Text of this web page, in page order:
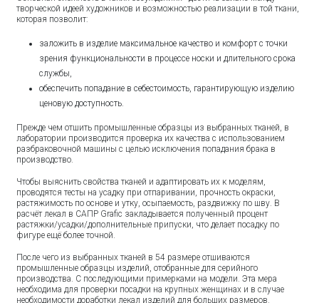
творческой идеей художников и возможностью реализации в той ткани,
которая позволит:
заложить в изделие максимальное качество и комфорт с точки
зрения функциональности в процессе носки и длительного срока
службы,
обеспечить попадание в себестоимость, гарантирующую изделию
ценовую доступность.
Прежде чем отшить промышленные образцы из выбранных тканей, в
лаборатории производится проверка их качества с использованием
разбраковочной машины с целью исключения попадания брака в
производство.
Чтобы выяснить свойства тканей и адаптировать их к моделям,
проводятся тесты на усадку при отпаривании, прочность окраски,
растяжимость по основе и утку, осыпаемость, раздвижку по шву. В
расчёт лекал в САПР Grafic закладывается полученный процент
растяжки/усадки/дополнительные припуски, что делает посадку по
фигуре ещё более точной.
После чего из выбранных тканей в 54 размере отшиваются
промышленные образцы изделий, отобранные для серийного
производства. С последующими примерками на модели. Эта мера
необходима для проверки посадки на крупных женщинах и в случае
необходимости доработки лекал изделий для больших размеров.